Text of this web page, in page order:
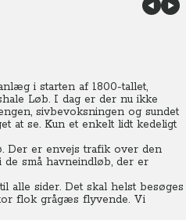
i starten af 1800-tallet,
Løb. I dag er der nu ikke
sivbevoksningen og sundet
at se. Kun et enkelt lidt kedeligt
Der er envejs trafik over den
små havneindløb, der er
alle sider. Det skal helst besøges
flok grågæs flyvende. Vi